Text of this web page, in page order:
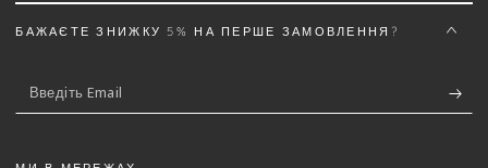
БАЖАЄТЕ ЗНИЖКУ 5% НА ПЕРШЕ ЗАМОВЛЕННЯ?
Введіть
Email